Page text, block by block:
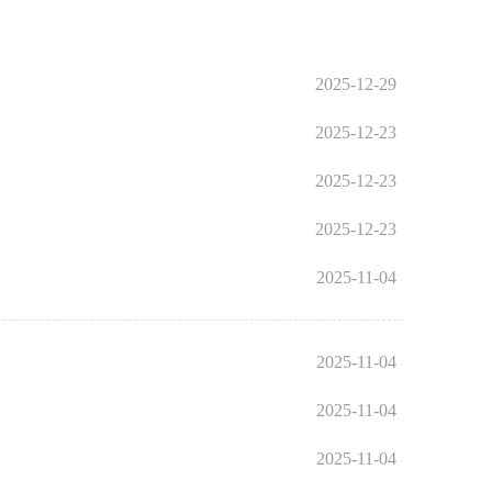
2025-12-29
2025-12-23
2025-12-23
2025-12-23
2025-11-04
2025-11-04
2025-11-04
2025-11-04